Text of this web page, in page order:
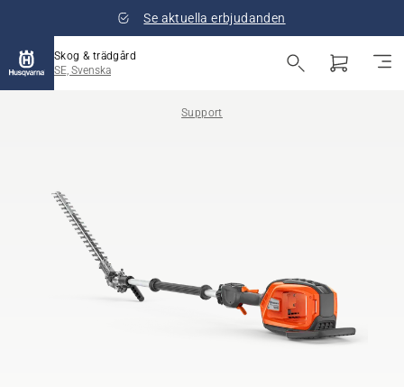
Se aktuella erbjudanden
Skog & trädgård
SE, Svenska
Support